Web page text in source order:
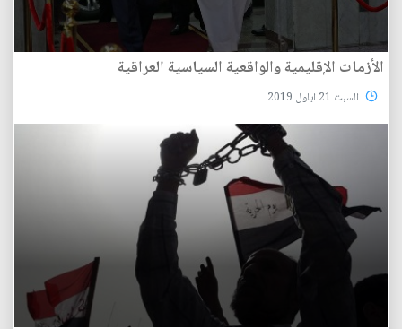
الأزمات الإقليمية والواقعية السياسية العراقية
السبت 21 ايلول 2019